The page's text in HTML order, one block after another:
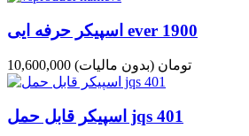
اسپیکر حرفه ایی ever 1900
10,600,000 تومان (بدون مالیات)
اسپیکر قابل حمل jqs 401